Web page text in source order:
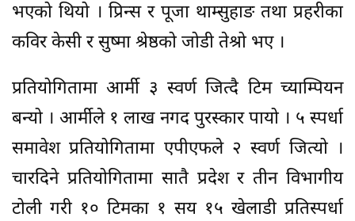
भएको थियो । प्रिन्स र पूजा थाम्सुहाङ तथा प्रहरीका
कविर केसी र सुष्मा श्रेष्ठको जोडी तेश्रो भए ।
प्रतियोगितामा आर्मी ३ स्वर्ण जित्दै टिम च्याम्पियन
बन्यो । आर्मीले १ लाख नगद पुरस्कार पायो । ५ स्पर्धा
समावेश प्रतियोगितामा एपीएफले २ स्वर्ण जित्यो ।
चारदिने प्रतियोगितामा सातै प्रदेश र तीन विभागीय
टोली गरी १० टिमका १ सय १५ खेलाडी प्रतिस्पर्धा